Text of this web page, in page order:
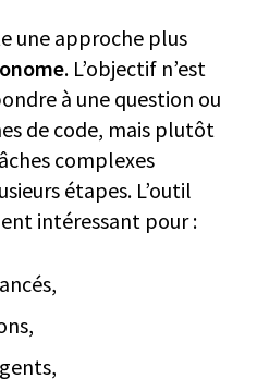
une approche plus
. L’objectif n’est
à une question ou
de code, mais plutôt
complexes
étapes. L’outil
intéressant pour :